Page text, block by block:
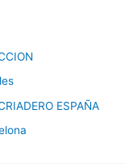
ESPAÑA